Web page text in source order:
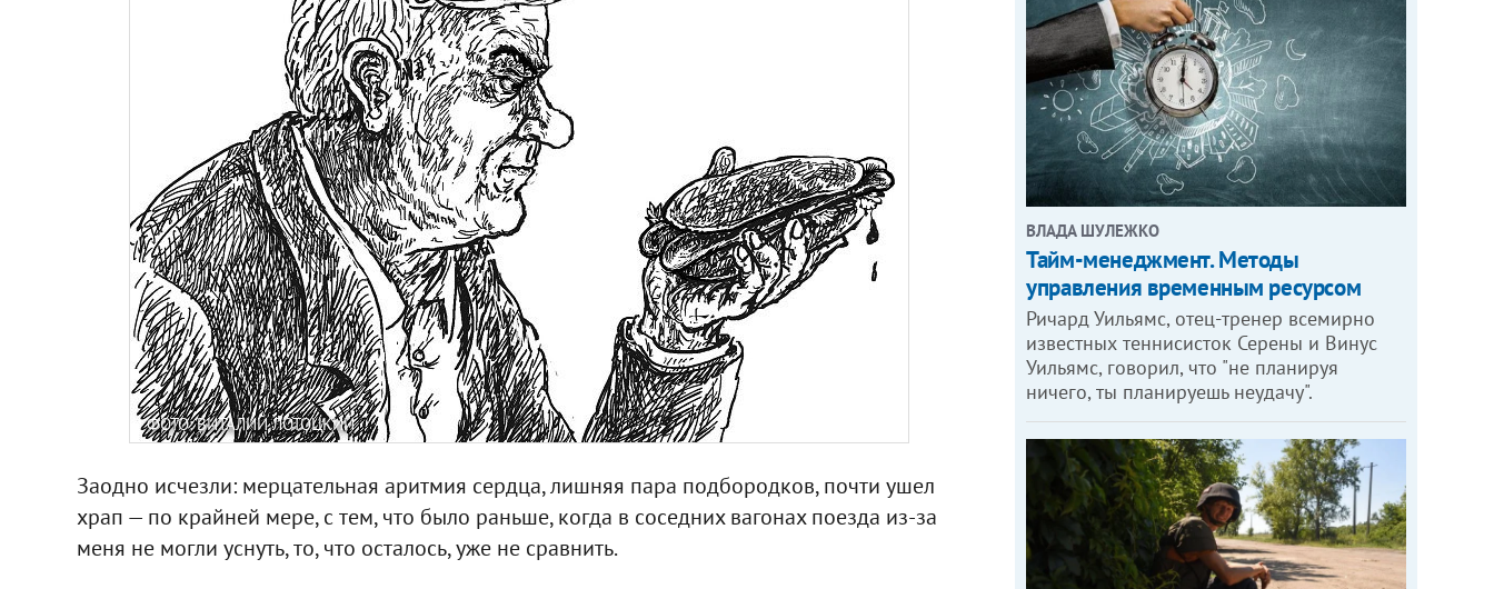
ФОТО: ВИТАЛИЙ ЛОТОЦКИЙ
Заодно исчезли: мерцательная аритмия сердца, лишняя пара подбородков, почти ушел
храп — по крайней мере, с тем, что было раньше, когда в соседних вагонах поезда из-за
меня не могли уснуть, то, что осталось, уже не сравнить.
ВЛАДА ШУЛЕЖКО
Тайм-менеджмент. Методы
управления временным ресурсом
Ричард Уильямс, отец-тренер всемирно
известных теннисисток Серены и Винус
Уильямс, говорил, что "не планируя
ничего, ты планируешь неудачу".